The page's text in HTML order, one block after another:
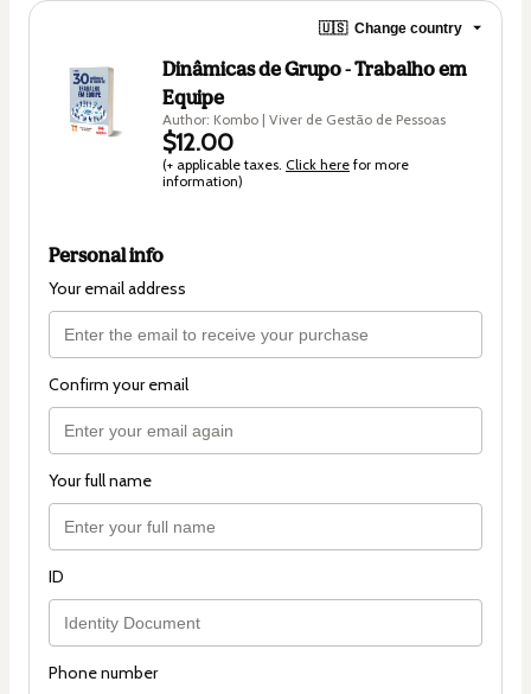
🇺🇸 Change country
Dinâmicas de Grupo - Trabalho em
Equipe
Author: Kombo | Viver de Gestão de Pessoas
$12.00
(+ applicable taxes. Click here for more
information)
Personal info
Your email address
Confirm your email
Your full name
ID
Phone number